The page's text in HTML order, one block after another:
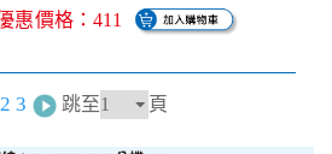
惠價格：411
2 3 跳至 頁